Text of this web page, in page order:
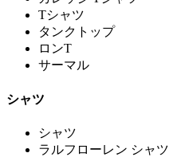
Tシャツ
タンクトップ
ロンT
サーマル
シャツ
シャツ
ラルフローレン シャツ